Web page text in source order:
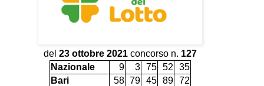
del 23 ottobre 2021 concorso n. 127
Nazionale
9 3 75 52
35
Bari
58 79 45 89 72